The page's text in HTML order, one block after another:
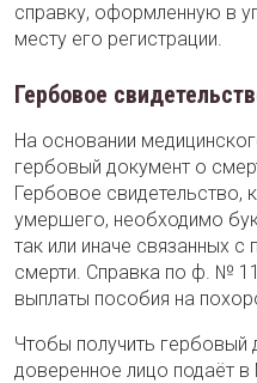
справку, оформленную в
месту его регистрации.
Гербовое
На основании
гербовый документ о
Гербовое свидетельство,
умершего, необходимо
так или иначе связанных
смерти. Справка по ф. №
выплаты пособия на
Чтобы получить гербовый
доверенное лицо подаёт